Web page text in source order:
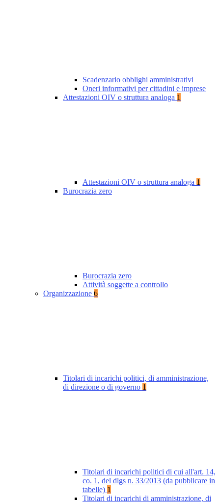
Scadenzario obblighi amministrativi
Oneri informativi per cittadini e imprese
Attestazioni OIV o struttura analoga 1
Attestazioni OIV o struttura analoga 1
Burocrazia zero
Burocrazia zero
Attività soggette a controllo
Organizzazione 6
Titolari di incarichi politici, di amministrazione,
di direzione o di governo 1
Titolari di incarichi politici di cui all'art. 14,
co. 1, del dlgs n. 33/2013 (da pubblicare in
tabelle) 1
Titolari di incarichi di amministrazione, di